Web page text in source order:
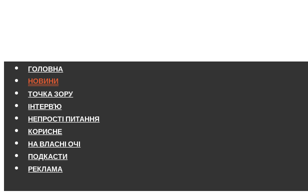
ГОЛОВНА
НОВИНИ
ТОЧКА ЗОРУ
ІНТЕРВ'Ю
НЕПРОСТІ ПИТАННЯ
КОРИСНЕ
НА ВЛАСНІ ОЧІ
ПОДКАСТИ
РЕКЛАМА